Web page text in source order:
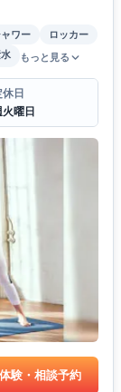
ワー
ロッカー
もっと見る
休日
火曜日
体験・相談予約